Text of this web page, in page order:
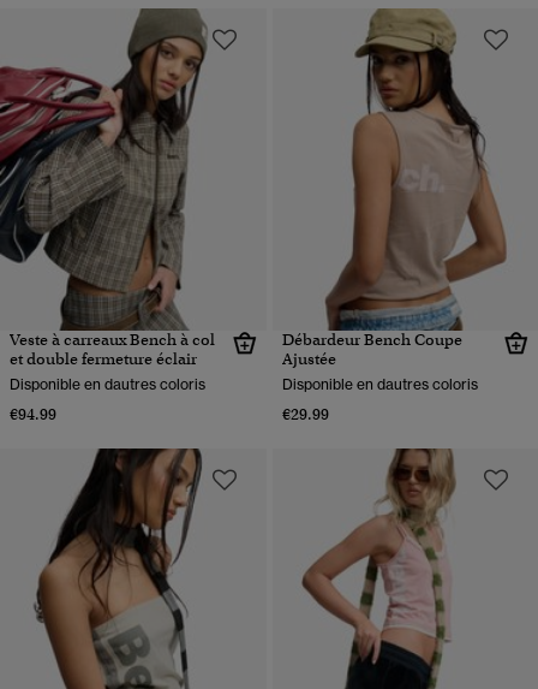
Veste à carreaux Bench à col
et double fermeture éclair
Disponible en dautres coloris
€94.99
Débardeur Bench Coupe
Ajustée
Disponible en dautres coloris
€29.99